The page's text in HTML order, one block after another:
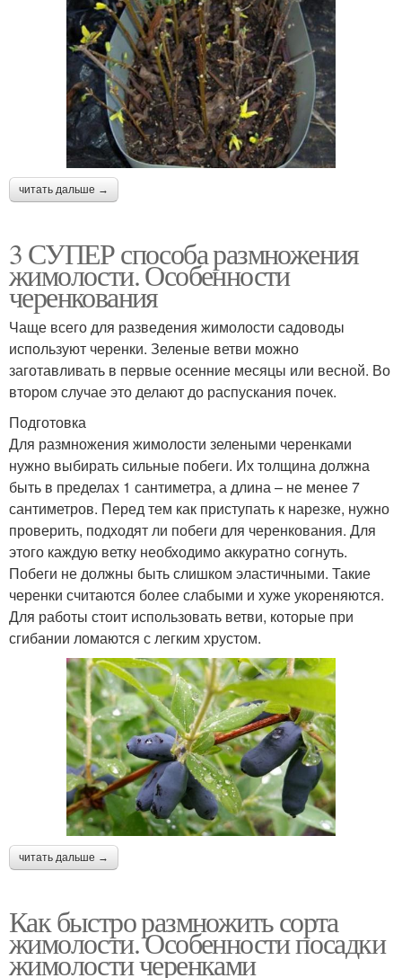
читать дальше →
3 СУПЕР способа размножения
жимолости. Особенности
черенкования
Чаще всего для разведения жимолости садоводы
используют черенки. Зеленые ветви можно
заготавливать в первые осенние месяцы или весной. Во
втором случае это делают до распускания почек.
Подготовка
Для размножения жимолости зелеными черенками
нужно выбирать сильные побеги. Их толщина должна
быть в пределах 1 сантиметра, а длина – не менее 7
сантиметров. Перед тем как приступать к нарезке, нужно
проверить, подходят ли побеги для черенкования. Для
этого каждую ветку необходимо аккуратно согнуть.
Побеги не должны быть слишком эластичными. Такие
черенки считаются более слабыми и хуже укореняются.
Для работы стоит использовать ветви, которые при
сгибании ломаются с легким хрустом.
читать дальше →
Как быстро размножить сорта
жимолости. Особенности посадки
жимолости черенками